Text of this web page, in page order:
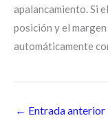
apalancamiento. Si
posición y el
automáticamente
← Entrada anterior